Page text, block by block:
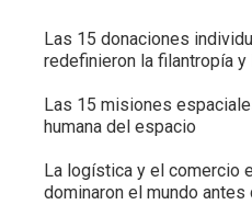
Las 15 donaciones
redefinieron la filantropía
Las 15 misiones
humana del espacio
La logística y el comercio
dominaron el mundo